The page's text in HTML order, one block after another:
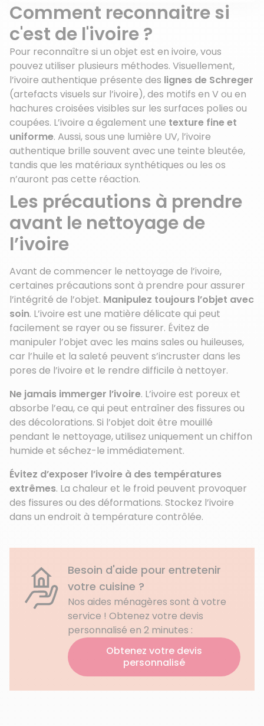
Comment reconnaitre si
c'est de l'ivoire ?
Pour reconnaître si un objet est en ivoire, vous
pouvez utiliser plusieurs méthodes. Visuellement,
l’ivoire authentique présente des lignes de Schreger
(artefacts visuels sur l’ivoire), des motifs en V ou en
hachures croisées visibles sur les surfaces polies ou
coupées. L’ivoire a également une texture fine et
uniforme. Aussi, sous une lumière UV, l’ivoire
authentique brille souvent avec une teinte bleutée,
tandis que les matériaux synthétiques ou les os
n’auront pas cette réaction.
Les précautions à prendre
avant le nettoyage de
l’ivoire
Avant de commencer le nettoyage de l’ivoire,
certaines précautions sont à prendre pour assurer
l’intégrité de l’objet. Manipulez toujours l’objet avec
soin. L’ivoire est une matière délicate qui peut
facilement se rayer ou se fissurer. Évitez de
manipuler l’objet avec les mains sales ou huileuses,
car l’huile et la saleté peuvent s’incruster dans les
pores de l’ivoire et le rendre difficile à nettoyer.
Ne jamais immerger l’ivoire. L’ivoire est poreux et
absorbe l’eau, ce qui peut entraîner des fissures ou
des décolorations. Si l’objet doit être mouillé
pendant le nettoyage, utilisez uniquement un chiffon
humide et séchez-le immédiatement.
Évitez d’exposer l’ivoire à des températures
extrêmes. La chaleur et le froid peuvent provoquer
des fissures ou des déformations. Stockez l’ivoire
dans un endroit à température contrôlée.
Besoin d'aide pour entretenir
votre cuisine ?
Nos aides ménagères sont à votre
service ! Obtenez votre devis
personnalisé en 2 minutes :
Obtenez votre devis
personnalisé